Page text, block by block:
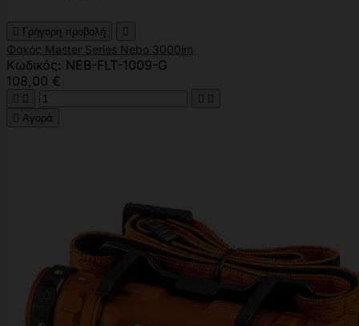
 Γρήγορη προβολή 
Φακός Master Series Nebo 3000lm
Κωδικός: NEB-FLT-1009-G
108,00 €
   
 Αγορά